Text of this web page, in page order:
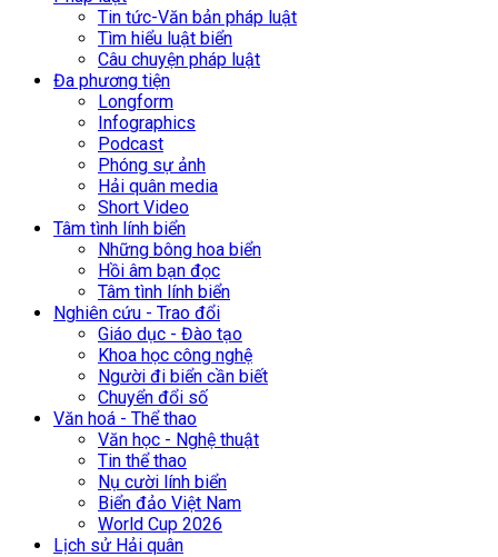
Tin tức-Văn bản pháp luật
Tìm hiểu luật biển
Câu chuyện pháp luật
Đa phương tiện
Longform
Infographics
Podcast
Phóng sự ảnh
Hải quân media
Short Video
Tâm tình lính biển
Những bông hoa biển
Hồi âm bạn đọc
Tâm tình lính biển
Nghiên cứu - Trao đổi
Giáo dục - Đào tạo
Khoa học công nghệ
Người đi biển cần biết
Chuyển đổi số
Văn hoá - Thể thao
Văn học - Nghệ thuật
Tin thể thao
Nụ cười lính biển
Biển đảo Việt Nam
World Cup 2026
Lịch sử Hải quân